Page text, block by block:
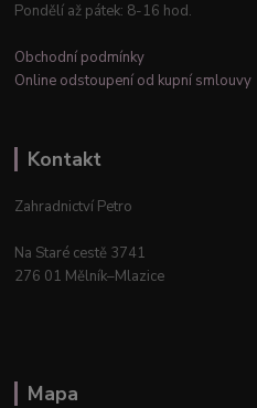
Pondělí až pátek: 8-16 hod.
Obchodní podmínky
Online odstoupení od kupní smlouvy
Kontakt
Zahradnictví Petro
Na Staré cestě 3741
276 01 Mělník–Mlazice
Mapa